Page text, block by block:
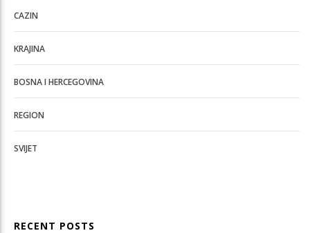
CAZIN
KRAJINA
BOSNA I HERCEGOVINA
REGION
SVIJET
RECENT POSTS